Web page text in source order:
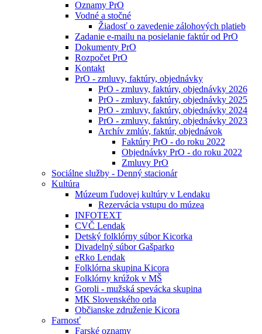
Oznamy PrO
Vodné a stočné
Žiadosť o zavedenie zálohových platieb
Zadanie e-mailu na posielanie faktúr od PrO
Dokumenty PrO
Rozpočet PrO
Kontakt
PrO - zmluvy, faktúry, objednávky
PrO - zmluvy, faktúry, objednávky 2026
PrO - zmluvy, faktúry, objednávky 2025
PrO - zmluvy, faktúry, objednávky 2024
PrO - zmluvy, faktúry, objednávky 2023
Archív zmlúv, faktúr, objednávok
Faktúry PrO - do roku 2022
Objednávky PrO - do roku 2022
Zmluvy PrO
Sociálne služby - Denný stacionár
Kultúra
Múzeum ľudovej kultúry v Lendaku
Rezervácia vstupu do múzea
INFOTEXT
CVČ Lendak
Detský folklórny súbor Kicorka
Divadelný súbor Gašparko
eRko Lendak
Folklórna skupina Kicora
Folklórny krúžok v MŠ
Goroli - mužská spevácka skupina
MK Slovenského orla
Občianske združenie Kicora
Farnosť
Farské oznamy